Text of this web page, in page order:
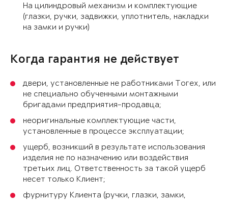
На цилиндровый механизм и комплектующие
(глазки, ручки, задвижки, уплотнитель, накладки
на замки и ручки)
Когда гарантия не действует
двери, установленные не работниками Тогех, или
не специально обученными монтажными
бригадами предприятия-продавца;
неоригинальные комплектующие части,
установленные в процессе эксплуатации;
ущерб, возникший в результате использования
изделия не по назначению или воздействия
третьих лиц. Ответственность за такой ущерб
несет только Клиент;
фурнитуру Клиента (ручки, глазки, замки,